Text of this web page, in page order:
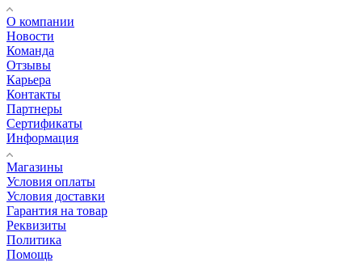
О компании
Новости
Команда
Отзывы
Карьера
Контакты
Партнеры
Сертификаты
Информация
Магазины
Условия оплаты
Условия доставки
Гарантия на товар
Реквизиты
Политика
Помощь